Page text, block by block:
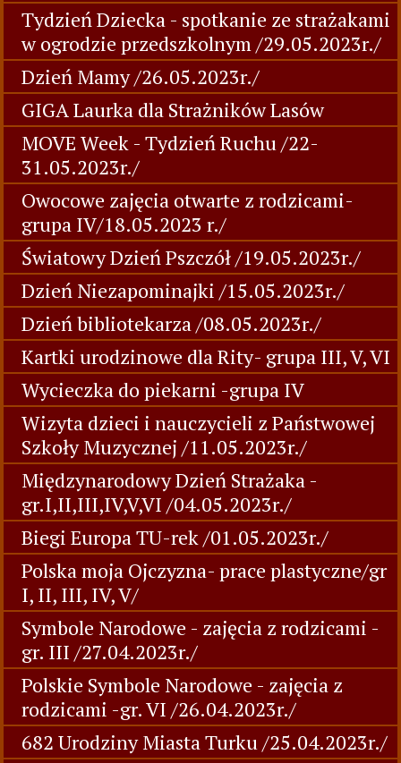
Tydzień Dziecka - spotkanie ze strażakami
w ogrodzie przedszkolnym /29.05.2023r./
Dzień Mamy /26.05.2023r./
GIGA Laurka dla Strażników Lasów
MOVE Week - Tydzień Ruchu /22-
31.05.2023r./
Owocowe zajęcia otwarte z rodzicami-
grupa IV/18.05.2023 r./
Światowy Dzień Pszczół /19.05.2023r./
Dzień Niezapominajki /15.05.2023r./
Dzień bibliotekarza /08.05.2023r./
Kartki urodzinowe dla Rity- grupa III, V, VI
Wycieczka do piekarni -grupa IV
Wizyta dzieci i nauczycieli z Państwowej
Szkoły Muzycznej /11.05.2023r./
Międzynarodowy Dzień Strażaka -
gr.I,II,III,IV,V,VI /04.05.2023r./
Biegi Europa TU-rek /01.05.2023r./
Polska moja Ojczyzna- prace plastyczne/gr
I, II, III, IV, V/
Symbole Narodowe - zajęcia z rodzicami -
gr. III /27.04.2023r./
Polskie Symbole Narodowe - zajęcia z
rodzicami -gr. VI /26.04.2023r./
682 Urodziny Miasta Turku /25.04.2023r./